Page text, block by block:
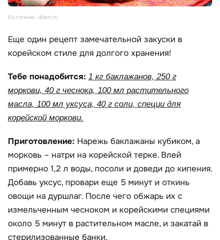
Источник: dzen.ru
Еще один рецепт замечательной закуски в
корейском стиле для долгого хранения!
Тебе понадобится: 1 кг баклажанов, 250 г
моркови, 40 г чеснока, 100 мл растительного
масла, 100 мл уксуса, 40 г соли, специи для
корейской моркови.
Приготовление: Нарежь баклажаны кубиком, а
морковь – натри на корейской терке. Влей
примерно 1,2 л воды, посоли и доведи до кипения.
Добавь уксус, провари еще 5 минут и откинь
овощи на дуршлаг. После чего обжарь их с
измельченным чесноком и корейскими специями
около 5 минут в растительном масле, и закатай в
стерилизованные банки.